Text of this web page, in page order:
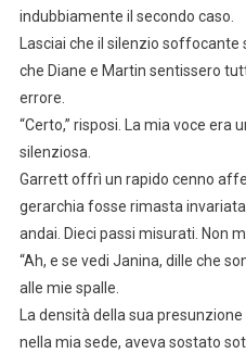
indubbiamente il secondo caso.
Lasciai che il silenzio
che Diane e Martin sentissero
errore.
“Certo,” risposi. La mia voce era
silenziosa.
Garrett offrì un rapido cenno
gerarchia fosse rimasta
andai. Dieci passi misurati. Non
“Ah, e se vedi Janina, dille che
alle mie spalle.
La densità della sua
nella mia sede, aveva sostato